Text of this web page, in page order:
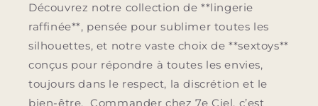
Découvrez notre collection de **lingerie
raffinée**, pensée pour sublimer toutes les
silhouettes, et notre vaste choix de **sextoys**
conçus pour répondre à toutes les envies,
toujours dans le respect, la discrétion et le
bien-être. Commander chez 7e Ciel, c’est